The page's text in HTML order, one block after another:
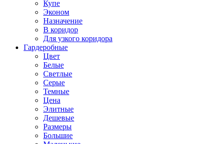
Купе
Эконом
Назначение
В коридор
Для узкого коридора
Гардеробные
Цвет
Белые
Светлые
Серые
Темные
Цена
Элитные
Дешевые
Размеры
Большие